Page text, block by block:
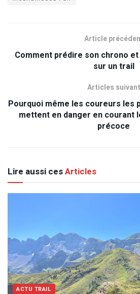
Article
Comment prédire son chrono
sur un trail
Articles suivant
Pourquoi même les coureurs les
mettent en danger en courant
précoce
Lire aussi cesArticles
ACTU TRAIL